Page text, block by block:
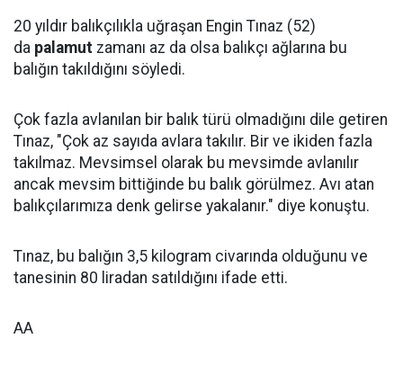
20 yıldır balıkçılıkla uğraşan Engin Tınaz (52)
da palamut zamanı az da olsa balıkçı ağlarına bu
balığın takıldığını söyledi.
Çok fazla avlanılan bir balık türü olmadığını dile getiren
Tınaz, "Çok az sayıda avlara takılır. Bir ve ikiden fazla
takılmaz. Mevsimsel olarak bu mevsimde avlanılır
ancak mevsim bittiğinde bu balık görülmez. Avı atan
balıkçılarımıza denk gelirse yakalanır." diye konuştu.
Tınaz, bu balığın 3,5 kilogram civarında olduğunu ve
tanesinin 80 liradan satıldığını ifade etti.
AA